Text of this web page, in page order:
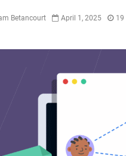
Betancourt April 1, 2025 19